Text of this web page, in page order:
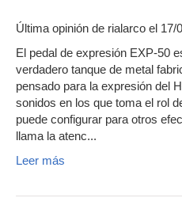
Última opinión de rialarco el 17/
El pedal de expresión EXP-50
verdadero tanque de metal
pensado para la expresión del
sonidos en los que toma el rol
puede configurar para otros
llama la atenc...
Leer más